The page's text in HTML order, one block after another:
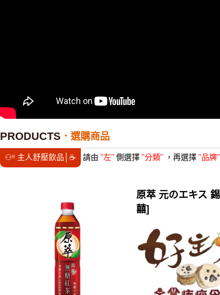
PRODUCTS 選購商品
⚇⁸ 主人舒壓飲品│☕ 請由 "左" 側選擇 "分類" ，再選擇 "品牌"
原萃 元のエキス
囍]